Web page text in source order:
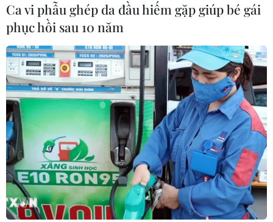
Ca vi phẫu ghép da đầu hiếm gặp giúp bé gái
phục hồi sau 10 năm